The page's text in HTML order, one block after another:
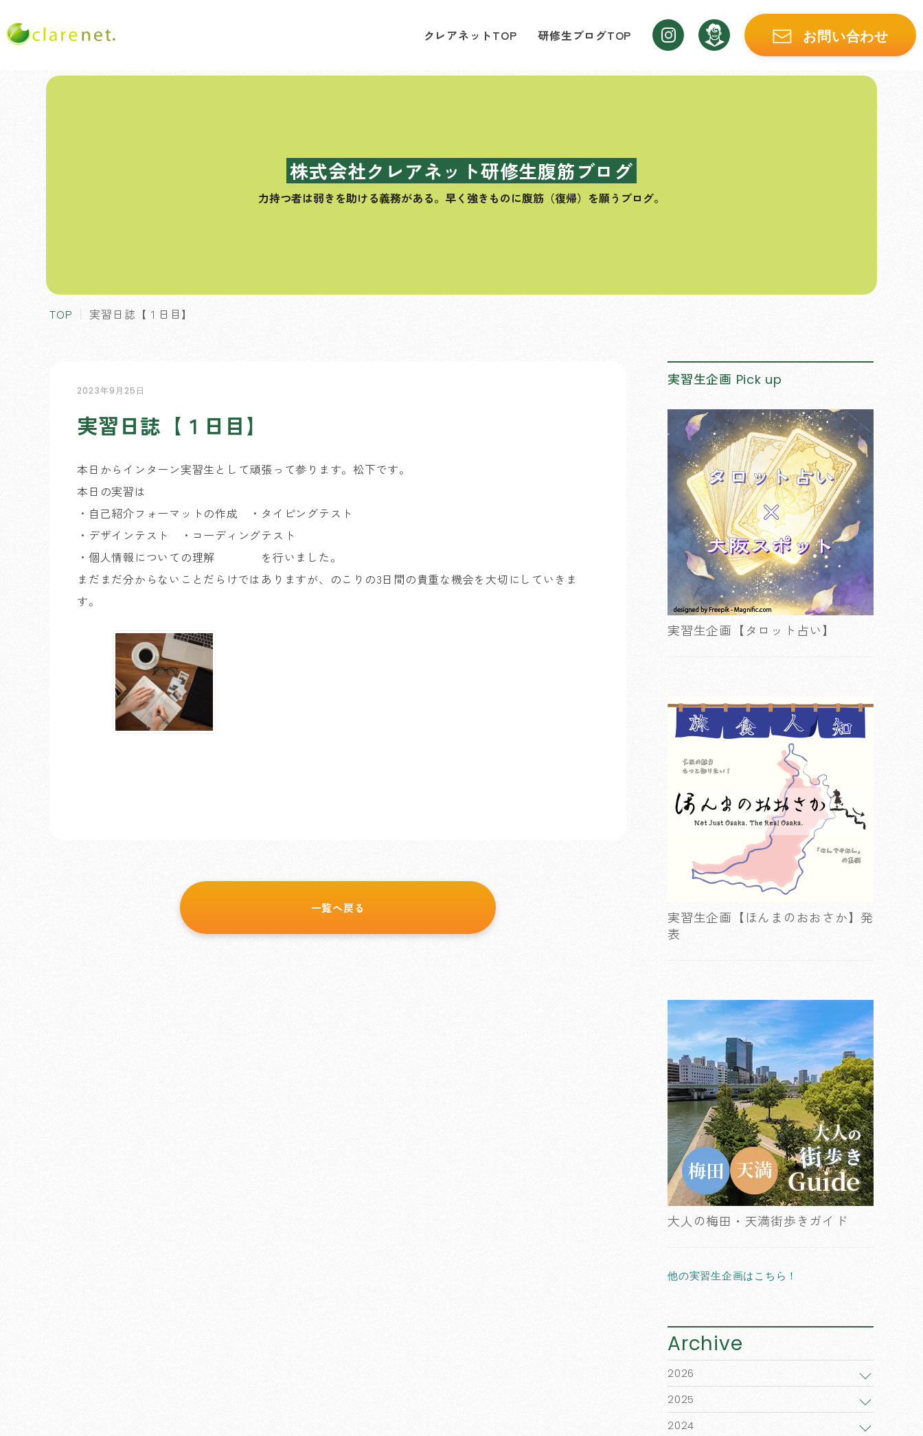
クレアネットTOP 研修生ブログTOP お問い合わせ
株式会社クレアネット研修生腹筋ブログ
力持つ者は弱きを助ける義務がある。 早く強きものに腹筋（復帰）を願うブログ。
TOP 実習日誌【１日目】
2023年9月25日
実習日誌【１日目】
本日からインターン実習生として頑張って参ります。松下です。
本日の実習は
・自己紹介フォーマットの作成 ・タイピングテスト
・デザインテスト ・コーディングテスト
・個人情報についての理解 を行いました。
まだまだ分からないことだらけではありますが、のこりの3日間の貴重な機会を大切にしていきま
す。
一覧へ戻る
実習生企画 Pick up
実習生企画【タロット占い】
実習生企画【ほんまのおおさか】発
表
大人の梅田・天満街歩きガイド
他の実習生企画はこちら！
Archive
2026
2025
2024